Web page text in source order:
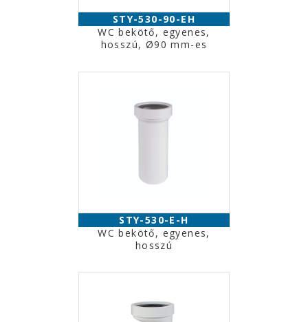
STY-530-90-EH
WC bekötő, egyenes,
hosszú, Ø90 mm-es
STY-530-E-H
WC bekötő, egyenes,
hosszú